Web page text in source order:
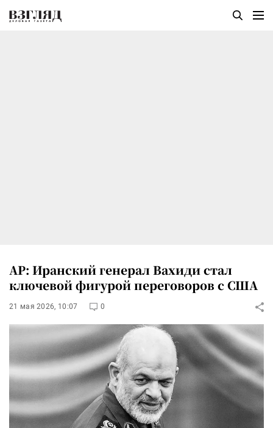
AP: Иранский генерал Вахиди стал
ключевой фигурой переговоров с США
21 мая 2026, 10:07 0